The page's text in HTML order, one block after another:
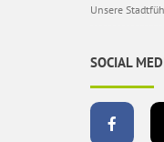
Unsere
SOCIAL